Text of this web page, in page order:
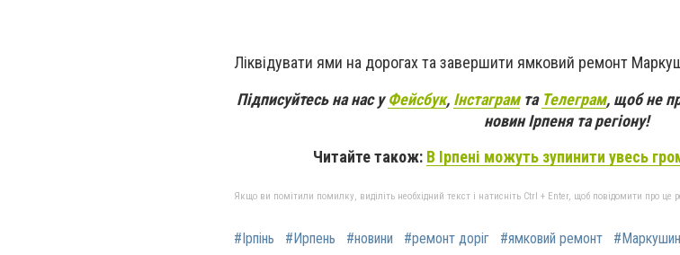
Ліквідувати ями на дорогах та завершити ямковий ремонт
Підписуйтесь на нас уФейсбук, Інстаграмта Телеграм, щоб не
новин Ірпеня та регіону!
Читайте також: В Ірпені можуть зупинити увесь
Якщо ви помітили помилку, виділіть необхідний текст і натисніть Ctrl + Enter, щоб повідомити про це
#Ірпінь #Ирпень #новини #ремонт доріг #ямковий ремонт #Маркушин